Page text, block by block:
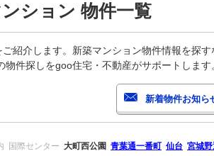
ション 物件一覧
紹介します。新築マンション物件情報を探す
件探しをgoo住宅・不動産がサポートします
国際センター 大町西公園 青葉通一番町 仙台 宮城